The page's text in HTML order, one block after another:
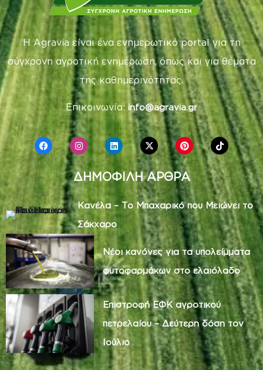
Η Agravia είναι ένα ενημερωτικό portal για τη
σύγχρονη αγροτική ενημέρωση, όπως και για θέματα
της καθημερινότητας.
Επικοινωνία: info@agravia.gr
ΔΗΜΟΦΙΛΗ ΑΡΘΡΑ
Κανέλα – Το Μπαχαρικό που Μειώνει το
Σάκχαρο
Νέοι κανόνες για τα υπολείμματα
φυτοφαρμάκων στο ελαιόλαδο
Επιστροφή ΕΦΚ αγροτικού
πετρελαίου – Δεύτερη δόση τον
Ιούλιο